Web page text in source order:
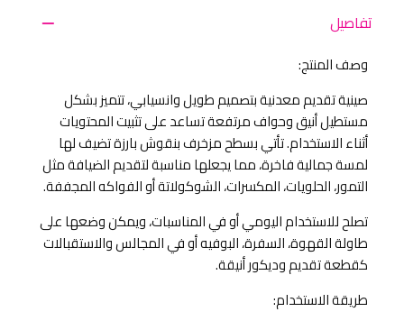
تفاصيل
وصف المنتج:
صينية تقديم معدنية بتصميم طويل وانسيابي، تتميز بشكل
مستطيل أنيق وحواف مرتفعة تساعد على تثبيت المحتويات
أثناء الاستخدام. تأتي بسطح مزخرف بنقوش بارزة تضيف لها
لمسة جمالية فاخرة، مما يجعلها مناسبة لتقديم الضيافة مثل
التمور، الحلويات، المكسرات، الشوكولاتة أو الفواكه المجففة.
تصلح للاستخدام اليومي أو في المناسبات، ويمكن وضعها على
طاولة القهوة، السفرة، البوفيه أو في المجالس والاستقبالات
كقطعة تقديم وديكور أنيقة.
طريقة الاستخدام: